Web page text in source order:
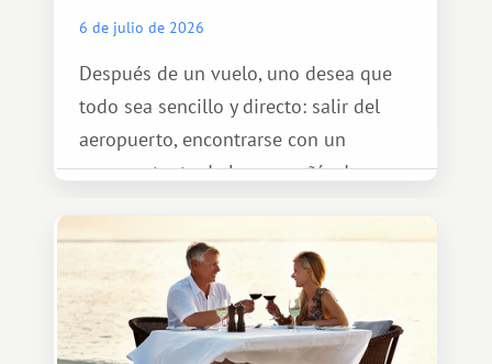
6 de julio de 2026
Después de un vuelo, uno desea que
todo sea sencillo y directo: salir del
aeropuerto, encontrarse con un
representante de la compañía de
tranquilamente hasta el complejo
turístico.